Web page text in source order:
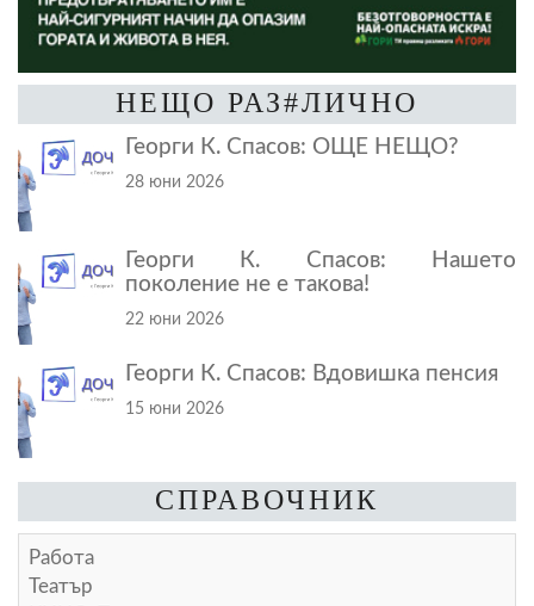
НЕЩО РАЗ#ЛИЧНО
Георги К. Спасов: ОЩЕ НЕЩО?
28 юни 2026
Георги К. Спасов: Нашето
поколение не е такова!
22 юни 2026
Георги К. Спасов: Вдовишка пенсия
15 юни 2026
СПРАВОЧНИК
Работа
Театър